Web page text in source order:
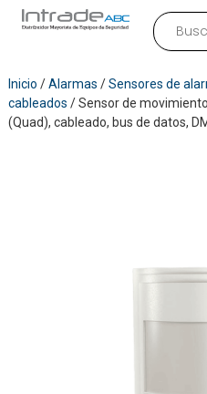
Inicio /Alarmas /Sensores de
cableados / Sensor de
(Quad), cableado, bus de datos,